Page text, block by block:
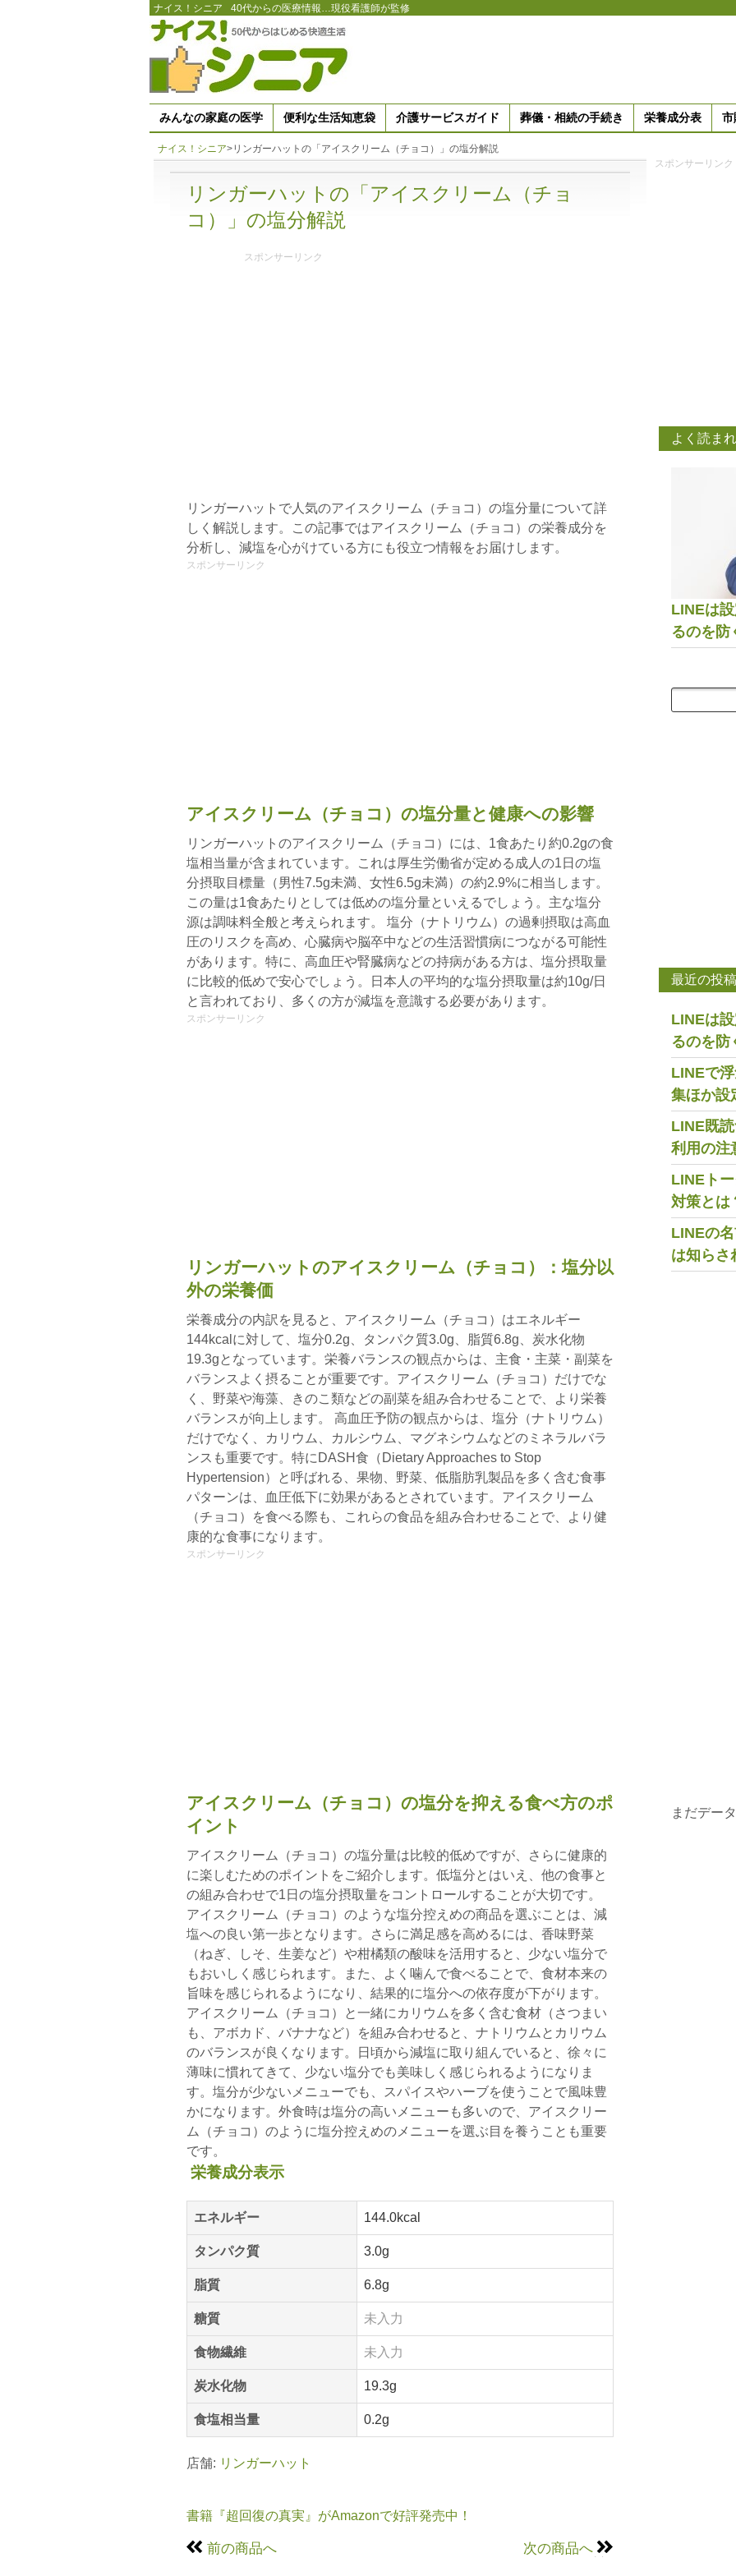
ナイス！シニア 40代からの医療情報…現役看護師が監修
みんなの家庭の医学 便利な生活知恵袋 介護サービスガイド 葬儀・相続の手続き 栄養成分表 市
ナイス！シニア> リンガーハットの「アイスクリーム（チョコ）」の塩分解説
リンガーハットの「アイスクリーム（チョ
コ）」の塩分解説
スポンサーリンク
リンガーハットで人気のアイスクリーム（チョコ）の塩分量について詳
しく解説します。この記事ではアイスクリーム（チョコ）の栄養成分を
分析し、減塩を心がけている方にも役立つ情報をお届けします。
スポンサーリンク
アイスクリーム（チョコ）の塩分量と健康への影響
リンガーハットのアイスクリーム（チョコ）には、1食あたり約0.2gの食
塩相当量が含まれています。これは厚生労働省が定める成人の1日の塩
分摂取目標量（男性7.5g未満、女性6.5g未満）の約2.9%に相当します。
この量は1食あたりとしては低めの塩分量といえるでしょう。主な塩分
源は調味料全般と考えられます。 塩分（ナトリウム）の過剰摂取は高血
圧のリスクを高め、心臓病や脳卒中などの生活習慣病につながる可能性
があります。特に、高血圧や腎臓病などの持病がある方は、塩分摂取量
に比較的低めで安心でしょう。日本人の平均的な塩分摂取量は約10g/日
と言われており、多くの方が減塩を意識する必要があります。
スポンサーリンク
リンガーハットのアイスクリーム（チョコ）：塩分以
外の栄養価
栄養成分の内訳を見ると、アイスクリーム（チョコ）はエネルギー
144kcalに対して、塩分0.2g、タンパク質3.0g、脂質6.8g、炭水化物
19.3gとなっています。栄養バランスの観点からは、主食・主菜・副菜を
バランスよく摂ることが重要です。アイスクリーム（チョコ）だけでな
く、野菜や海藻、きのこ類などの副菜を組み合わせることで、より栄養
バランスが向上します。 高血圧予防の観点からは、塩分（ナトリウム）
だけでなく、カリウム、カルシウム、マグネシウムなどのミネラルバラ
ンスも重要です。特にDASH食（Dietary Approaches to Stop
Hypertension）と呼ばれる、果物、野菜、低脂肪乳製品を多く含む食事
パターンは、血圧低下に効果があるとされています。アイスクリーム
（チョコ）を食べる際も、これらの食品を組み合わせることで、より健
康的な食事になります。
スポンサーリンク
アイスクリーム（チョコ）の塩分を抑える食べ方のポ
イント
アイスクリーム（チョコ）の塩分量は比較的低めですが、さらに健康的
に楽しむためのポイントをご紹介します。低塩分とはいえ、他の食事と
の組み合わせで1日の塩分摂取量をコントロールすることが大切です。
アイスクリーム（チョコ）のような塩分控えめの商品を選ぶことは、減
塩への良い第一歩となります。さらに満足感を高めるには、香味野菜
（ねぎ、しそ、生姜など）や柑橘類の酸味を活用すると、少ない塩分で
もおいしく感じられます。また、よく噛んで食べることで、食材本来の
旨味を感じられるようになり、結果的に塩分への依存度が下がります。
アイスクリーム（チョコ）と一緒にカリウムを多く含む食材（さつまい
も、アボカド、バナナなど）を組み合わせると、ナトリウムとカリウム
のバランスが良くなります。日頃から減塩に取り組んでいると、徐々に
薄味に慣れてきて、少ない塩分でも美味しく感じられるようになりま
す。塩分が少ないメニューでも、スパイスやハーブを使うことで風味豊
かになります。外食時は塩分の高いメニューも多いので、アイスクリー
ム（チョコ）のように塩分控えめのメニューを選ぶ目を養うことも重要
です。
栄養成分表示
エネルギー 144.0kcal
タンパク質 3.0g
脂質 6.8g
糖質 未入力
食物繊維 未入力
炭水化物 19.3g
食塩相当量 0.2g
店舗: リンガーハット
書籍『超回復の真実』がAmazonで好評発売中！
前の商品へ 次の商品へ
スポンサーリンク
よく読ま
LINEは
るのを防
最近の投稿
LINEは
るのを防
LINEで
集ほか設
LINE既
利用の注
LINEト
対策とは
LINEの
は知らさ
まだデー